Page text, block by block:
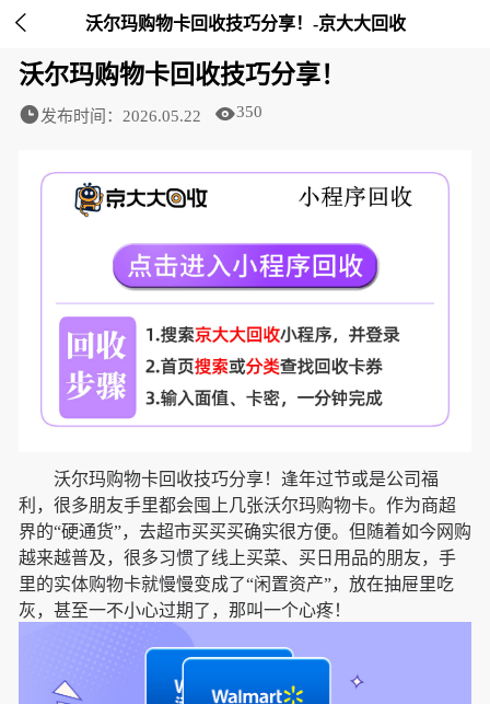
 沃尔玛购物卡回收技巧分享！-京大大回收
沃尔玛购物卡回收技巧分享！
发布时间：2026.05.22 350
沃尔玛购物卡回收技巧分享！逢年过节或是公司福
利，很多朋友手里都会囤上几张沃尔玛购物卡。作为商超
界的“硬通货”，去超市买买买确实很方便。但随着如今网购
越来越普及，很多习惯了线上买菜、买日用品的朋友，手
里的实体购物卡就慢慢变成了“闲置资产”，放在抽屉里吃
灰，甚至一不小心过期了，那叫一个心疼！